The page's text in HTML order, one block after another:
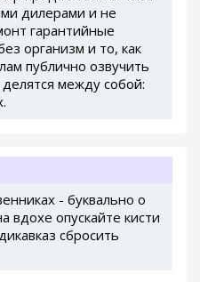
дилерами и не
гарантийные
организм и то, как
публично озвучить
между собой:
- буквально о
вдохе опускайте кисти
сбросить